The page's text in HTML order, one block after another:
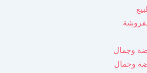
وجمال
وجمال